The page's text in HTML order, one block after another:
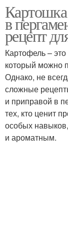
Бумага для
Печёный
в
рецепт
Картофель –
который можно
Однако, не
сложные
и приправой в
тех, кто ценит
особых
и ароматным.